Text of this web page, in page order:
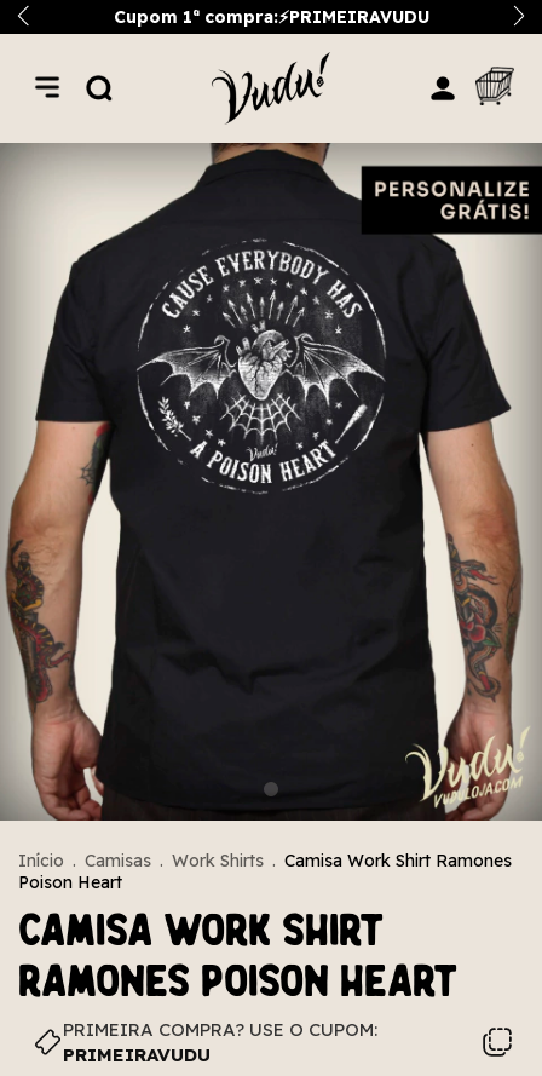
Cupom 1ª compra:⚡PRIMEIRAVUDU
Início . Camisas . Work Shirts . Camisa Work Shirt Ramones
Poison Heart
Camisa Work Shirt
Ramones Poison Heart
PRIMEIRA COMPRA? USE O CUPOM:
PRIMEIRAVUDU